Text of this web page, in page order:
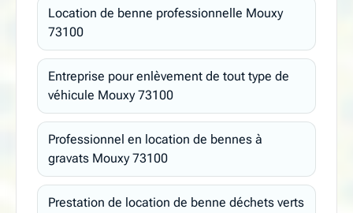
Location de benne professionnelle Mouxy
73100
Entreprise pour enlèvement de tout type de
véhicule Mouxy 73100
Professionnel en location de bennes à
gravats Mouxy 73100
Prestation de location de benne déchets verts